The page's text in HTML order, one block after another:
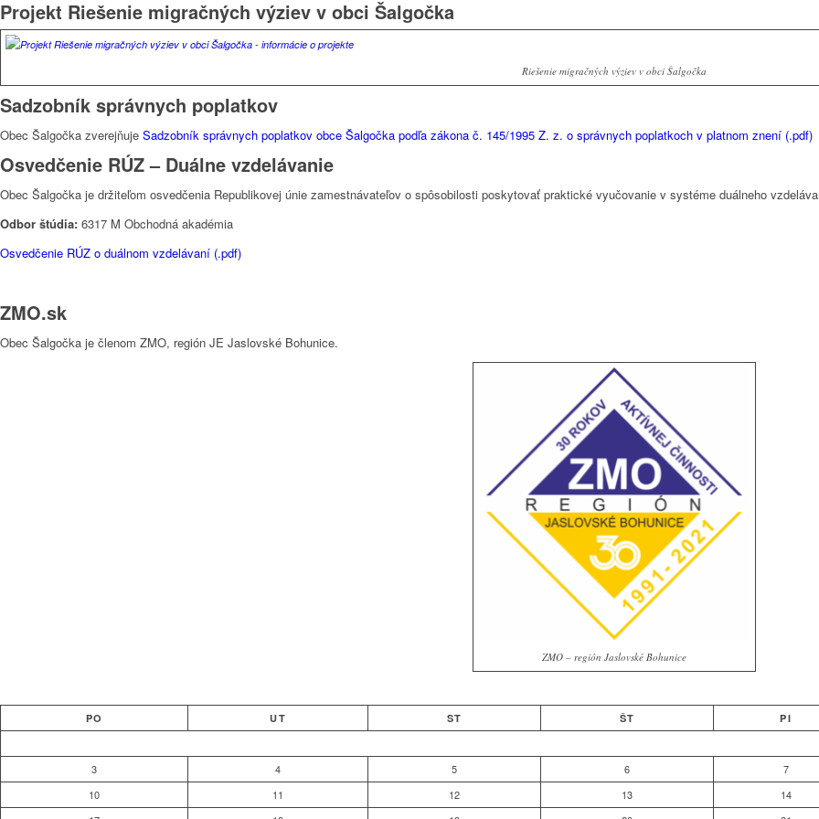
Projekt Riešenie migračných výziev v obci Šalgočka
Riešenie migračných výziev v obci Šalgočka
Sadzobník správnych poplatkov
Obec Šalgočka zverejňuje Sadzobník správnych poplatkov obce Šalgočka podľa zákona č. 145/1995 Z. z. o správnych poplatkoch v platnom znení (.pdf)
Osvedčenie RÚZ – Duálne vzdelávanie
Obec Šalgočka je držiteľom osvedčenia Republikovej únie zamestnávateľov o spôsobilosti poskytovať praktické vyučovanie v systéme duálneho
Odbor štúdia: 6317 M Obchodná akadémia
Osvedčenie RÚZ o duálnom vzdelávaní (.pdf)
ZMO.sk
Obec Šalgočka je členom ZMO, región JE Jaslovské Bohunice.
ZMO – región Jaslovské Bohunice
PO UT ST ŠT PI
3
4 5 6 7
10
11 12 13 14